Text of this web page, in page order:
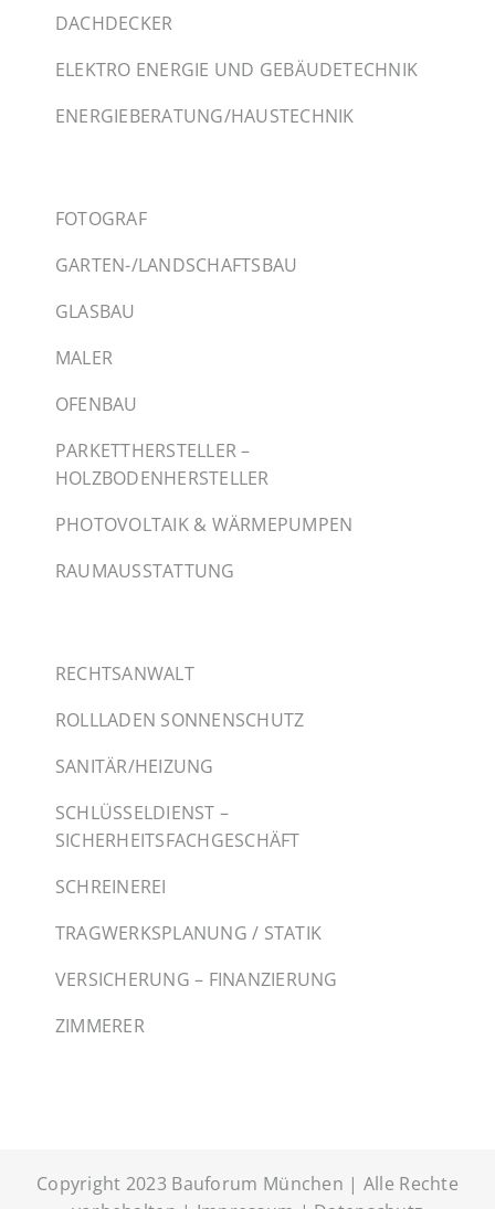
DACHDECKER
ELEKTRO ENERGIE UND GEBÄUDETECHNIK
ENERGIEBERATUNG/HAUSTECHNIK
FOTOGRAF
GARTEN-/LANDSCHAFTSBAU
GLASBAU
MALER
OFENBAU
PARKETTHERSTELLER –
HOLZBODENHERSTELLER
PHOTOVOLTAIK & WÄRMEPUMPEN
RAUMAUSSTATTUNG
RECHTSANWALT
ROLLLADEN SONNENSCHUTZ
SANITÄR/HEIZUNG
SCHLÜSSELDIENST –
SICHERHEITSFACHGESCHÄFT
SCHREINEREI
TRAGWERKSPLANUNG / STATIK
VERSICHERUNG – FINANZIERUNG
ZIMMERER
Copyright 2023 Bauforum München | Alle Rechte